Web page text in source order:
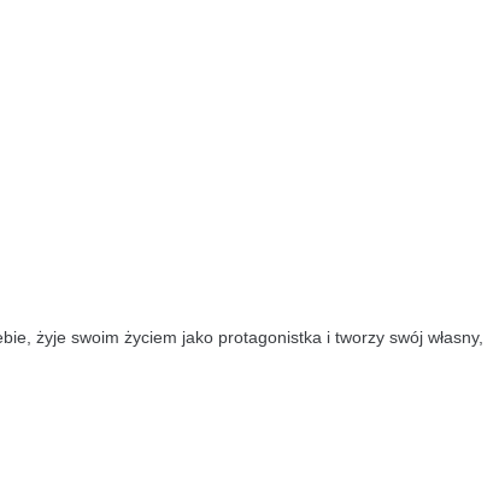
żyje swoim życiem jako protagonistka i tworzy swój własny,